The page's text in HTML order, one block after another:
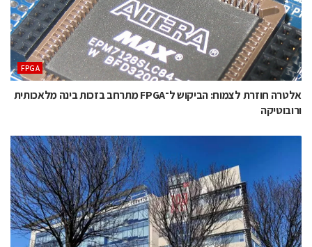
‫‪FPGA‬‬
אלטרה חוזרת לצמוח: הביקוש ל־FPGA מתרחב בזכות בינה מלאכותית
ורובוטיקה